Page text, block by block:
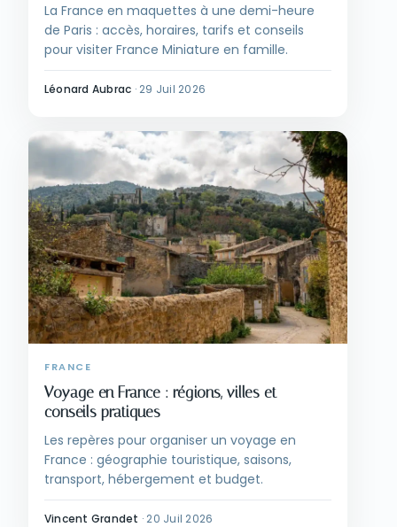
La France en maquettes à une demi-heure
de Paris : accès, horaires, tarifs et conseils
pour visiter France Miniature en famille.
Léonard Aubrac · 29 Juil 2026
FRANCE
Voyage en France : régions, villes et
conseils pratiques
Les repères pour organiser un voyage en
France : géographie touristique, saisons,
transport, hébergement et budget.
Vincent Grandet · 20 Juil 2026